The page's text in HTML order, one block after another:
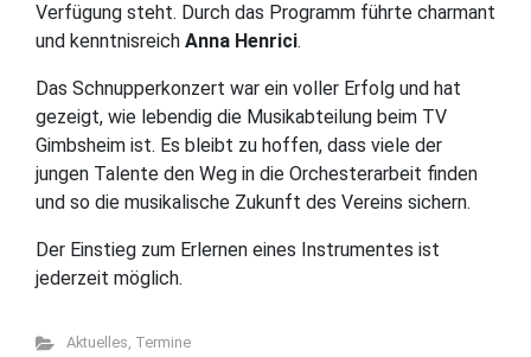
Verfügung steht. Durch das Programm führte charmant
und kenntnisreich Anna Henrici.
Das Schnupperkonzert war ein voller Erfolg und hat
gezeigt, wie lebendig die Musikabteilung beim TV
Gimbsheim ist. Es bleibt zu hoffen, dass viele der
jungen Talente den Weg in die Orchesterarbeit finden
und so die musikalische Zukunft des Vereins sichern.
Der Einstieg zum Erlernen eines Instrumentes ist
jederzeit möglich.
Aktuelles, Termine